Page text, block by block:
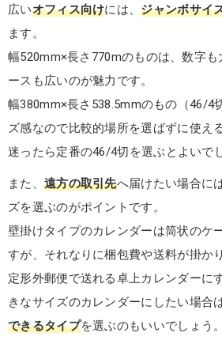
広いオフィス向けには、ジャンボサイ
ます。
幅520mm×長さ770mのものは、数字
ースも広いのが魅力です。
幅380mm×長さ538.5mmのもの（46/4
ズ感なので比較的場所を選ばずに使え
迷ったら定番の46/4切を選ぶとよいで
また、 遠方の取引先へ届けたい場合に
ズを選ぶのがポイントです。
壁掛けタイプのカレンダーは筒状のケ
すが、それなりに梱包費や送料が掛か
定形外郵便で送れる卓上カレンダーに
きなサイズのカレンダーにしたい場合は
できるタイプを選ぶのもいいでしょう。